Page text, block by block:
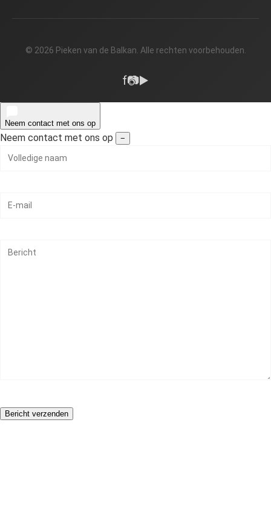
© 2026 Pieken van de Balkan. Alle rechten voorbehouden.
f📷▶️
Neem contact met ons op
Neem contact met ons op −